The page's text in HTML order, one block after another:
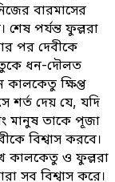
বারমাসের
পর্যন্ত ফুল্লরা
পর দেবীকে
ধন-দৌলত
ক্ষিপ্ত
শর্ত দেয় যে, যদি
মানুষ তাকে পূজা
বিশ্বাস করবে।
কালকেতু ও ফুল্লরা
সব বিশ্বাস করে।